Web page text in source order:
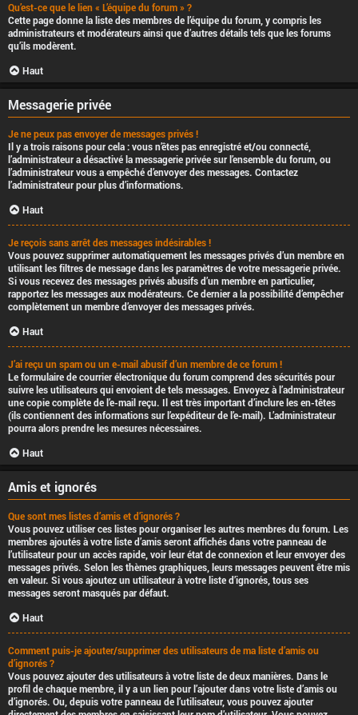
Qu’est-ce que le lien « L’équipe du forum » ?
Cette page donne la liste des membres de l’équipe du forum, y compris les
administrateurs et modérateurs ainsi que d’autres détails tels que les forums
qu’ils modèrent.
Haut
Messagerie privée
Je ne peux pas envoyer de messages privés !
Il y a trois raisons pour cela : vous n’êtes pas enregistré et/ou connecté,
l’administrateur a désactivé la messagerie privée sur l’ensemble du forum, ou
l’administrateur vous a empêché d’envoyer des messages. Contactez
l’administrateur pour plus d’informations.
Haut
Je reçois sans arrêt des messages indésirables !
Vous pouvez supprimer automatiquement les messages privés d’un membre en
utilisant les filtres de message dans les paramètres de votre messagerie privée.
Si vous recevez des messages privés abusifs d’un membre en particulier,
rapportez les messages aux modérateurs. Ce dernier a la possibilité d’empêcher
complètement un membre d’envoyer des messages privés.
Haut
J’ai reçu un spam ou un e-mail abusif d’un membre de ce forum !
Le formulaire de courrier électronique du forum comprend des sécurités pour
suivre les utilisateurs qui envoient de tels messages. Envoyez à l’administrateur
une copie complète de l’e-mail reçu. Il est très important d’inclure les en-têtes
(ils contiennent des informations sur l’expéditeur de l’e-mail). L’administrateur
pourra alors prendre les mesures nécessaires.
Haut
Amis et ignorés
Que sont mes listes d’amis et d’ignorés ?
Vous pouvez utiliser ces listes pour organiser les autres membres du forum. Les
membres ajoutés à votre liste d’amis seront affichés dans votre panneau de
l’utilisateur pour un accès rapide, voir leur état de connexion et leur envoyer des
messages privés. Selon les thèmes graphiques, leurs messages peuvent être mis
en valeur. Si vous ajoutez un utilisateur à votre liste d’ignorés, tous ses
messages seront masqués par défaut.
Haut
Comment puis-je ajouter/supprimer des utilisateurs de ma liste d’amis ou
d’ignorés ?
Vous pouvez ajouter des utilisateurs à votre liste de deux manières. Dans le
profil de chaque membre, il y a un lien pour l’ajouter dans votre liste d’amis ou
d’ignorés. Ou, depuis votre panneau de l’utilisateur, vous pouvez ajouter